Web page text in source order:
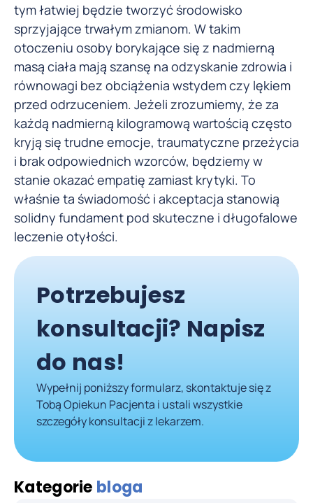
tym łatwiej będzie tworzyć środowisko
sprzyjające trwałym zmianom. W takim
otoczeniu osoby borykające się z nadmierną
masą ciała mają szansę na odzyskanie zdrowia i
równowagi bez obciążenia wstydem czy lękiem
przed odrzuceniem. Jeżeli zrozumiemy, że za
każdą nadmierną kilogramową wartością często
kryją się trudne emocje, traumatyczne przeżycia
i brak odpowiednich wzorców, będziemy w
stanie okazać empatię zamiast krytyki. To
właśnie ta świadomość i akceptacja stanowią
solidny fundament pod skuteczne i długofalowe
leczenie otyłości.
Potrzebujesz
konsultacji? Napisz
do nas!
Wypełnij poniższy formularz, skontaktuje się z
Tobą Opiekun Pacjenta i ustali wszystkie
szczegóły konsultacji z lekarzem.
Kategorie bloga